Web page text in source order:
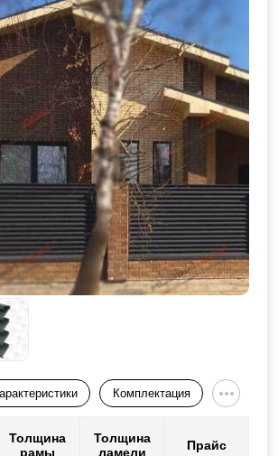
Комплектация
Толщина
рамы
Толщина
ламели
Прайс